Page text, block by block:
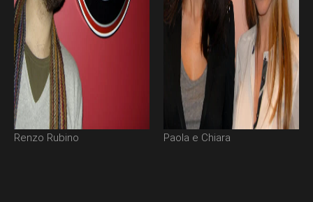
Renzo Rubino Paola e Chiara